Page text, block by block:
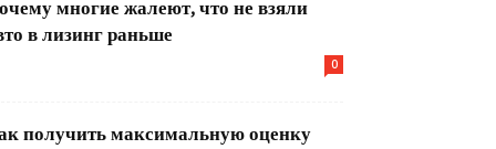
многие жалеют, что не взяли
в лизинг раньше
0
получить максимальную оценку